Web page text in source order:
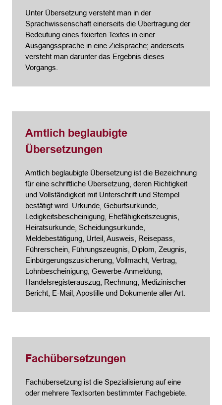
Unter Übersetzung versteht man in der
Sprachwissenschaft einerseits die Übertragung der
Bedeutung eines fixierten Textes in einer
Ausgangssprache in eine Zielsprache; anderseits
versteht man darunter das Ergebnis dieses
Vorgangs.
Amtlich beglaubigte
Übersetzungen
Amtlich beglaubigte Übersetzung ist die Bezeichnung
für eine schriftliche Übersetzung, deren Richtigkeit
und Vollständigkeit mit Unterschrift und Stempel
bestätigt wird. Urkunde, Geburtsurkunde,
Ledigkeitsbescheinigung, Ehefähigkeitszeugnis,
Heiratsurkunde, Scheidungsurkunde,
Meldebestätigung, Urteil, Ausweis, Reisepass,
Führerschein, Führungszeugnis, Diplom, Zeugnis,
Einbürgerungszusicherung, Vollmacht, Vertrag,
Lohnbescheinigung, Gewerbe-Anmeldung,
Handelsregisterauszug, Rechnung, Medizinischer
Bericht, E-Mail, Apostille und Dokumente aller Art.
Fachübersetzungen
Fachübersetzung ist die Spezialisierung auf eine
oder mehrere Textsorten bestimmter Fachgebiete.